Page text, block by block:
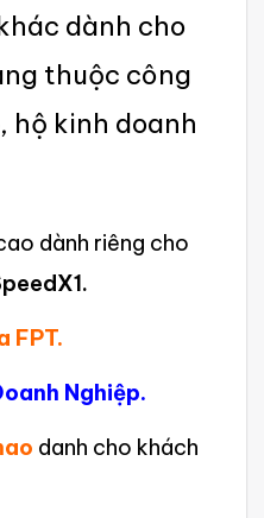
dành cho
thuộc công
hộ kinh doanh
dành riên‌g cho
FPT.
Nghiệp.
danh cho khách